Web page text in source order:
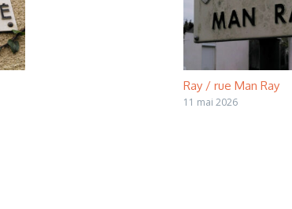
Ray / rue Man Ray
11 mai 2026